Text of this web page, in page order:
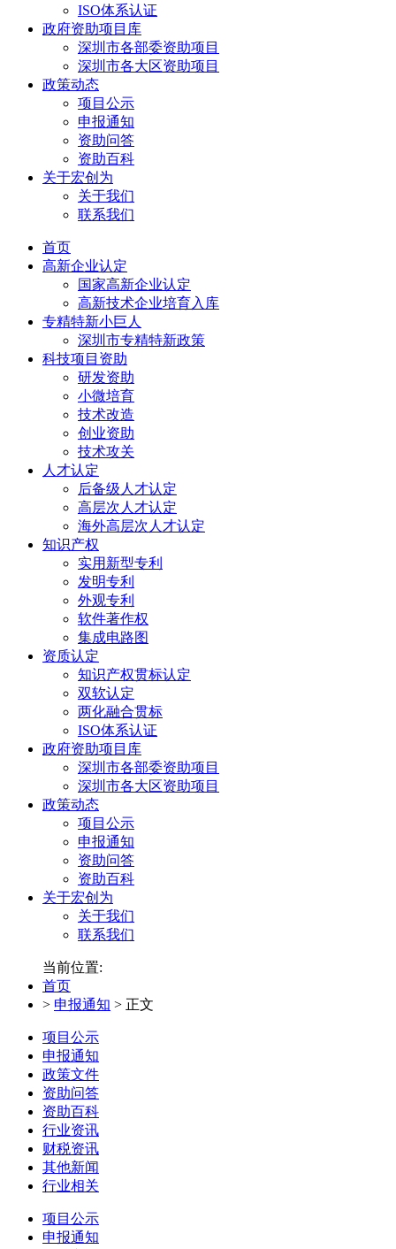
ISO体系认证
政府资助项目库
深圳市各部委资助项目
深圳市各大区资助项目
政策动态
项目公示
申报通知
资助问答
资助百科
关于宏创为
关于我们
联系我们
首页
高新企业认定
国家高新企业认定
高新技术企业培育入库
专精特新小巨人
深圳市专精特新政策
科技项目资助
研发资助
小微培育
技术改造
创业资助
技术攻关
人才认定
后备级人才认定
高层次人才认定
海外高层次人才认定
知识产权
实用新型专利
发明专利
外观专利
软件著作权
集成电路图
资质认定
知识产权贯标认定
双软认定
两化融合贯标
ISO体系认证
政府资助项目库
深圳市各部委资助项目
深圳市各大区资助项目
政策动态
项目公示
申报通知
资助问答
资助百科
关于宏创为
关于我们
联系我们
当前位置:
首页
> 申报通知 > 正文
项目公示
申报通知
政策文件
资助问答
资助百科
行业资讯
财税资讯
其他新闻
行业相关
项目公示
申报通知